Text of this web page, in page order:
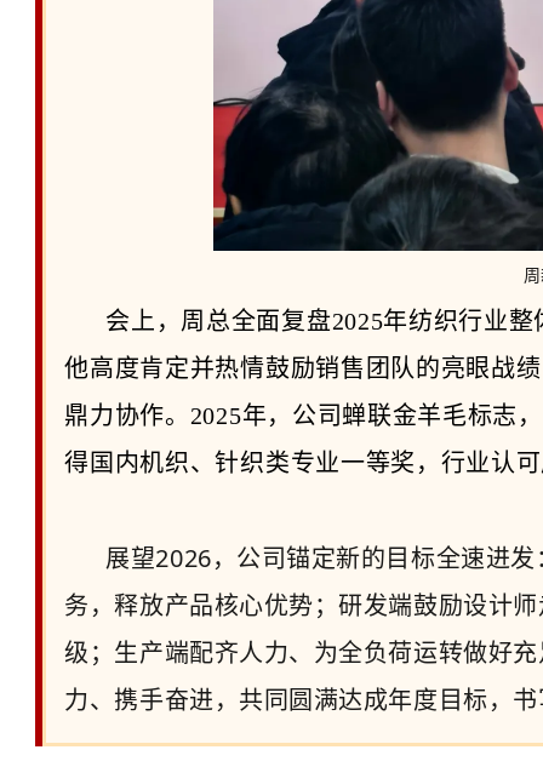
会上，周总全面复盘2025年纺织行业
他高度肯定并热情鼓励销售团队的亮眼战
鼎力协作。2025年，公司蝉联金羊毛标志
得国内机织、针织类专业一等奖，行业认
展望2026，公司锚定新的目标全速进
务，释放产品核心优势；研发端鼓励设计
级；生产端配齐人力、为全负荷运转做好
力、携手奋进，共同圆满达成年度目标，